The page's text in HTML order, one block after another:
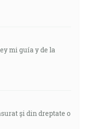
mi guía y de la
și din dreptate o